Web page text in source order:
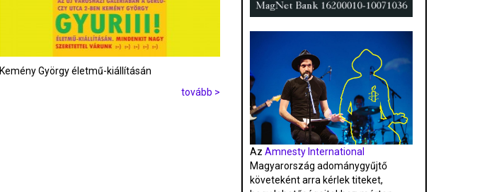
Kemény György életmű-kiállításán
tovább >
Az Amnesty International
Magyarország adománygyűjtő
követeként arra kérlek titeket,